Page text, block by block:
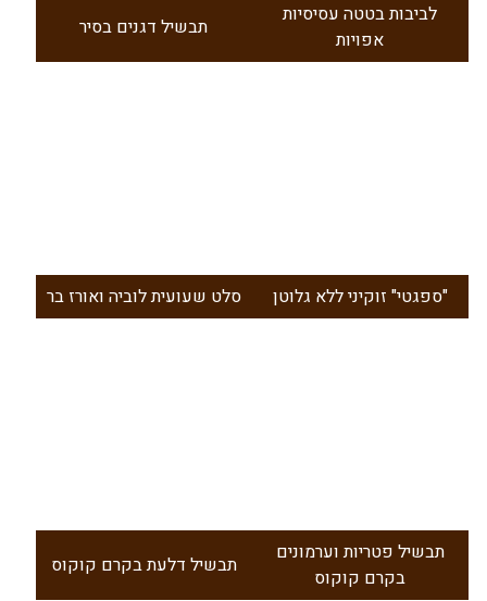
לביבות בטטה עסיסיות
אפויות
תבשיל דגנים בסיר
ספגטי" זוקיני ללא גלוטן" סלט שעועית לוביה ואורז בר
תבשיל פטריות וערמונים
בקרם קוקוס
תבשיל דלעת בקרם קוקוס